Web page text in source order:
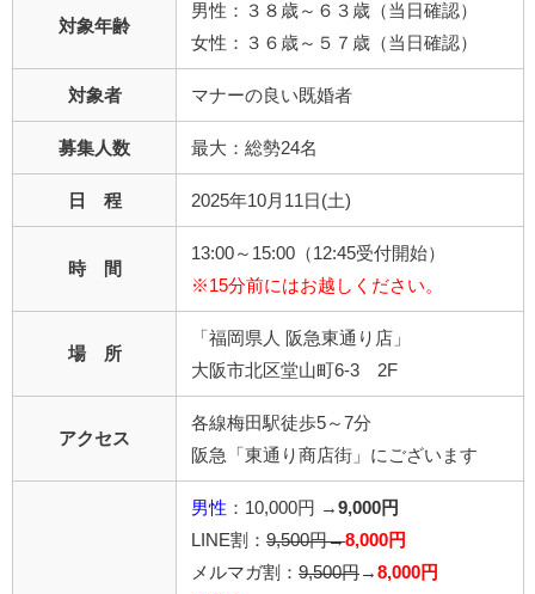
対象年齢
男性：３８歳～６３歳（当日確認）
女性：３６歳～５７歳（当日確認）
対象者 マナーの良い既婚者
募集人数 最大：総勢24名
日 程 2025年10月11日(土)
時 間
13:00～15:00（12:45受付開始）
※15分前にはお越しください。
場 所
「福岡県人 阪急東通り店」
大阪市北区堂山町6-3 2F
アクセス
各線梅田駅徒歩5～7分
阪急「東通り商店街」にございます
男性 ：10,000円 → 9,000円
LINE割： 9,500円→8,000円
メルマガ割： 9,500円 → 8,000円